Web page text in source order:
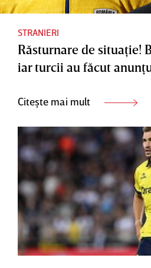
STRANIERI
Răsturnare de situaţie!
iar turcii au făcut
Citește mai mult